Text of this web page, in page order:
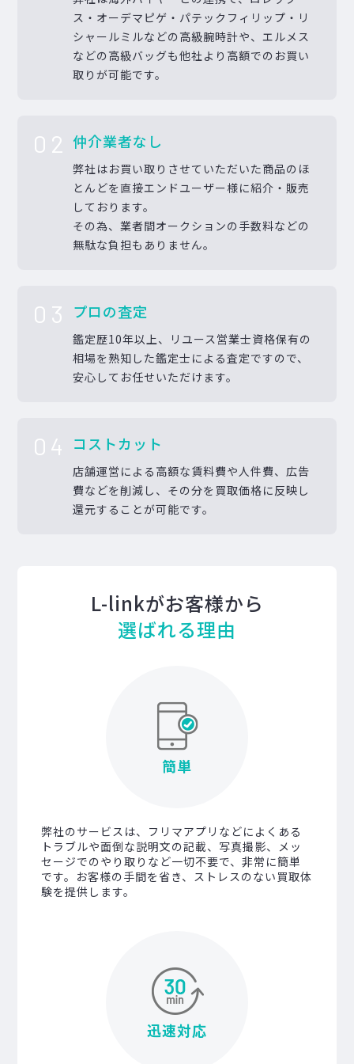
ス・オーデマピゲ・パテックフィリップ・リ
シャールミルなどの高級腕時計や、エルメス
などの高級バッグも他社より高額でのお買い
取りが可能です。
02 仲介業者なし
弊社はお買い取りさせていただいた商品のほ
とんどを直接エンドユーザー様に紹介・販売
しております。
その為、業者間オークションの手数料などの
無駄な負担もありません。
03 プロの査定
鑑定歴10年以上、リユース営業士資格保有の
相場を熟知した鑑定士による査定ですので、
安心してお任せいただけます。
04 コストカット
店舗運営による高額な賃料費や人件費、広告
費などを削減し、その分を買取価格に反映し
還元することが可能です。
L-linkがお客様から
選ばれる理由
簡単
弊社のサービスは、フリマアプリなどによくある
トラブルや面倒な説明文の記載、写真撮影、メッ
セージでのやり取りなど一切不要で、非常に簡単
です。お客様の手間を省き、ストレスのない買取体
験を提供します。
迅速対応